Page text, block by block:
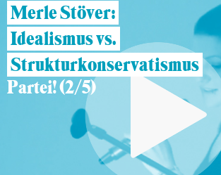
Merle Stöver:
Idealismus vs.
Strukturkonservatismus
Partei! (2/5)